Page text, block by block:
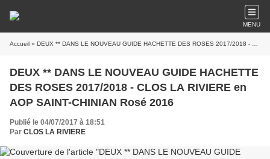
MENU
Accueil » DEUX ** DANS LE NOUVEAU GUIDE HACHETTE DES ROSES 2017/2018 - CLOS LA RIVIERE en AOP SAINT-CHINIAN Rosé 2016
DEUX ** DANS LE NOUVEAU GUIDE HACHETTE
DES ROSES 2017/2018 - CLOS LA RIVIERE en
AOP SAINT-CHINIAN Rosé 2016
Publié le 04/07/2017 à 18:51
Par CLOS LA RIVIERE